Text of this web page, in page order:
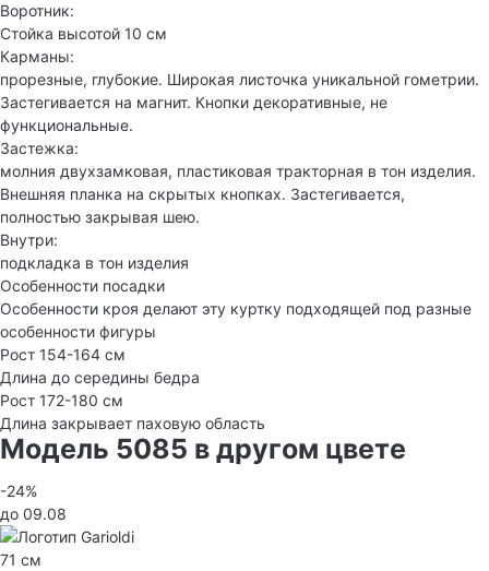
Воротник:
Стойка высотой 10 см
Карманы:
прорезные, глубокие. Широкая листочка уникальной гометрии.
Застегивается на магнит. Кнопки декоративные, не
функциональные.
Застежка:
молния двухзамковая, пластиковая тракторная в тон изделия.
Внешняя планка на скрытых кнопках. Застегивается,
полностью закрывая шею.
Внутри:
подкладка в тон изделия
Особенности посадки
Особенности кроя делают эту куртку подходящей под разные
особенности фигуры
Рост 154-164 см
Длина до середины бедра
Рост 172-180 см
Длина закрывает паховую область
Модель 5085 в другом цвете
-24%
до 09.08
71 см